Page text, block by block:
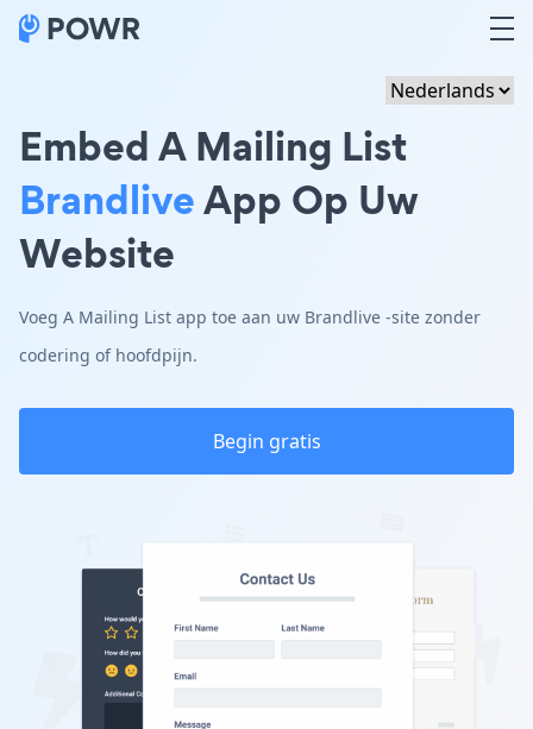
Embed A Mailing List
BrandliveApp Op Uw
Website
Voeg A Mailing List app toe aan uw Brandlive -site zonder
codering of hoofdpijn.
Begin gratis